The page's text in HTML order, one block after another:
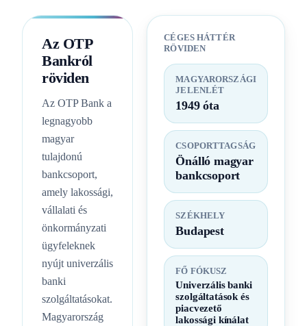
Az OTP
Bankról
röviden
Az OTP Bank a
legnagyobb
magyar
tulajdonú
bankcsoport,
amely lakossági,
vállalati és
önkormányzati
ügyfeleknek
nyújt univerzális
banki
szolgáltatásokat.
Magyarország
CÉGES HÁTTÉR
RÖVIDEN
MAGYARORSZÁGI
JELENLÉT
1949 óta
CSOPORTTAGSÁG
Önálló magyar
bankcsoport
SZÉKHELY
Budapest
FŐ FÓKUSZ
Univerzális banki
szolgáltatások és
piacvezető
lakossági kínálat